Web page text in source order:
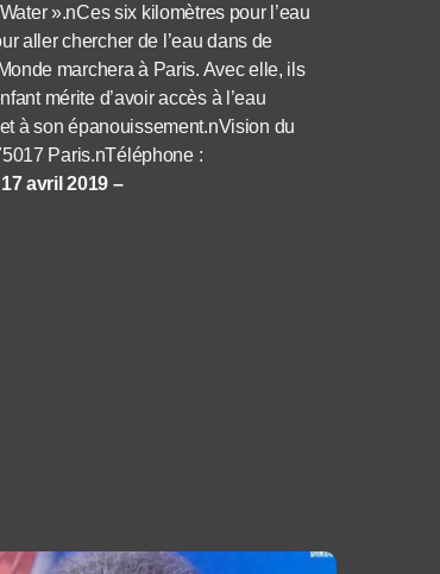
».nCes six kilomètres pour l’eau
aller chercher de l’eau dans de
marchera à Paris. Avec elle, ils
mérite d’avoir accès à l’eau
à son épanouissement.nVision du
Paris.nTéléphone :
avril 2019 –